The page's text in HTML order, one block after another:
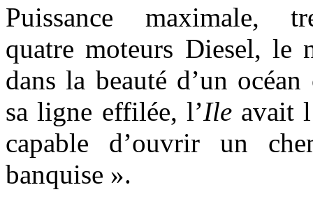
Puissance maximale,
quatre moteurs Diesel, le
dans la beauté d’un
sa ligne effilée, l’Ile avait
capable d’ouvrir un
banquise ».